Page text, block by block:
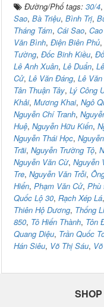
Đường/Phố tags: 30/4,
Sao, Bà Triệu, Bình Trị,
Tháng Tám, Cái Sao,
Văn Bình, Điện Biên Phủ,
Tường, Đốc Binh Kiều,
Lê Anh Xuân, Lê Duẩn,
Cử, Lê Văn Đáng, Lê
Tân Thuận Tây, Lý Công
Khải, Mương Khai, Ngô
Nguyễn Chí Tranh,
Huệ, Nguyễn Hữu Kiến,
Nguyễn Thái Học,
Trãi, Nguyễn Trường Tộ,
Nguyễn Văn Cừ, Nguyễn
Tre, Nguyễn Văn Trỗi,
Hiển, Phạm Văn Cử, Phù
Quốc Lộ 30, Rạch Xép Lá,
Thiên Hộ Dương, Thống
850, Tô Hiến Thành, Tôn
Quang Diệu, Trần Quốc
Hán Siêu, Võ Thị Sáu,